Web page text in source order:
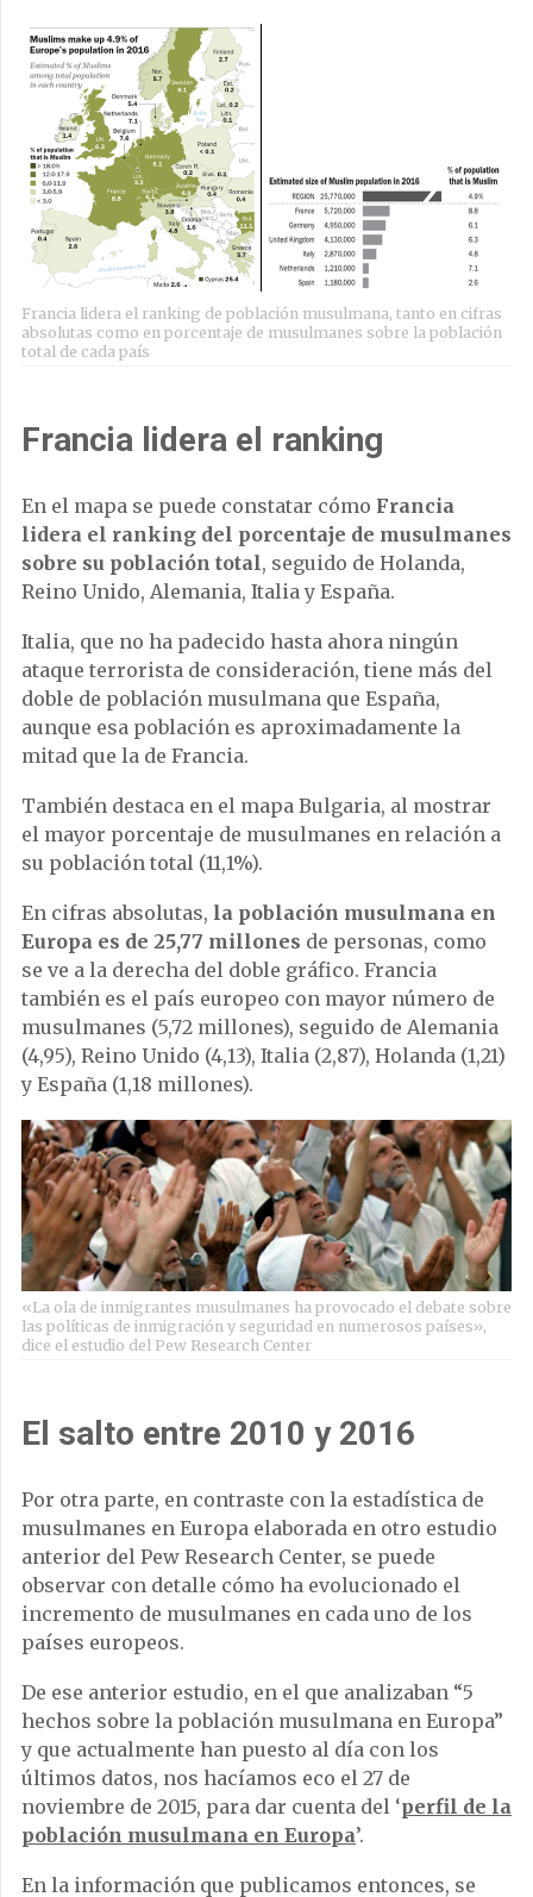
Francia lidera el ranking de población musulmana, tanto en cifras
absolutas como en porcentaje de musulmanes sobre la población
total de cada país
Francia lidera el ranking
En el mapa se puede constatar cómo Francia
lidera el ranking del porcentaje de musulmanes
sobre su población total, seguido de Holanda,
Reino Unido, Alemania, Italia y España.
Italia, que no ha padecido hasta ahora ningún
ataque terrorista de consideración, tiene más del
doble de población musulmana que España,
aunque esa población es aproximadamente la
mitad que la de Francia.
También destaca en el mapa Bulgaria, al mostrar
el mayor porcentaje de musulmanes en relación a
su población total (11,1%).
En cifras absolutas, la población musulmana en
Europa es de 25,77 millones de personas, como
se ve a la derecha del doble gráfico. Francia
también es el país europeo con mayor número de
musulmanes (5,72 millones), seguido de Alemania
(4,95), Reino Unido (4,13), Italia (2,87), Holanda (1,21)
y España (1,18 millones).
«La ola de inmigrantes musulmanes ha provocado el debate sobre
las políticas de inmigración y seguridad en numerosos países»,
dice el estudio del Pew Research Center
El salto entre 2010 y 2016
Por otra parte, en contraste con la estadística de
musulmanes en Europa elaborada en otro estudio
anterior del Pew Research Center, se puede
observar con detalle cómo ha evolucionado el
incremento de musulmanes en cada uno de los
países europeos.
De ese anterior estudio, en el que analizaban “5
hechos sobre la población musulmana en Europa”
y que actualmente han puesto al día con los
últimos datos, nos hacíamos eco el 27 de
noviembre de 2015, para dar cuenta del ‘perfil de la
población musulmana en Europa’.
En la información que publicamos entonces, se